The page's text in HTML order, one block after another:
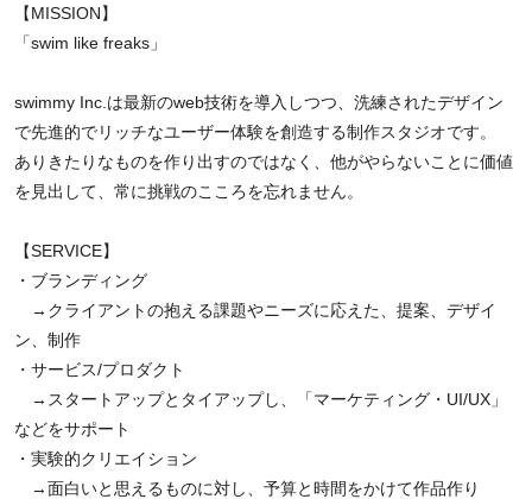
【MISSION】
「swim like freaks」
swimmy Inc.は最新のweb技術を導入しつつ、洗練されたデザイン
で先進的でリッチなユーザー体験を創造する制作スタジオです。
ありきたりなものを作り出すのではなく、他がやらないことに価値
を見出して、常に挑戦のこころを忘れません。
【SERVICE】
・ブランディング
→クライアントの抱える課題やニーズに応えた、提案、デザイ
ン、制作
・サービス/プロダクト
→スタートアップとタイアップし、「マーケティング・UI/UX」
などをサポート
・実験的クリエイション
→面白いと思えるものに対し、予算と時間をかけて作品作り